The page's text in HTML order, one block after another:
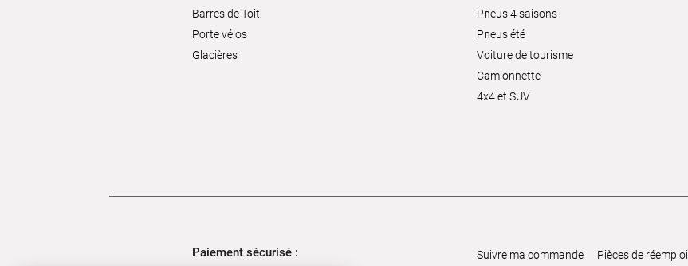
Barres de Toit
Porte vélos
Glacières
Pneus 4 saisons
Pneus été
Voiture de tourisme
Camionnette
4x4 et SUV
Paiement sécurisé :
Suivre ma commande
Pièces de réemploi